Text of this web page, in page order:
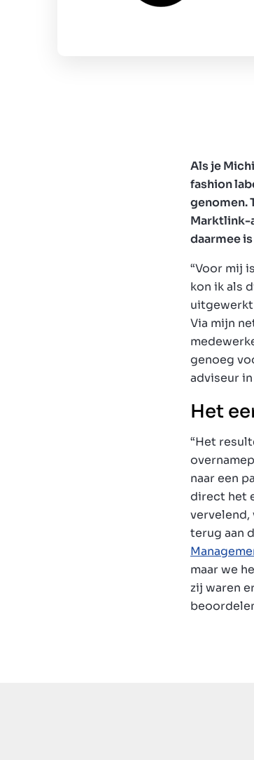
Als je
fashion
genomen.
Marktlink-
daarmee
“Voor mij
kon ik als
uitgewerkt
Via mijn
genoeg
adviseur
Het
“Het
naar een
direct het
vervelend,
terug aan
maar we
zij waren